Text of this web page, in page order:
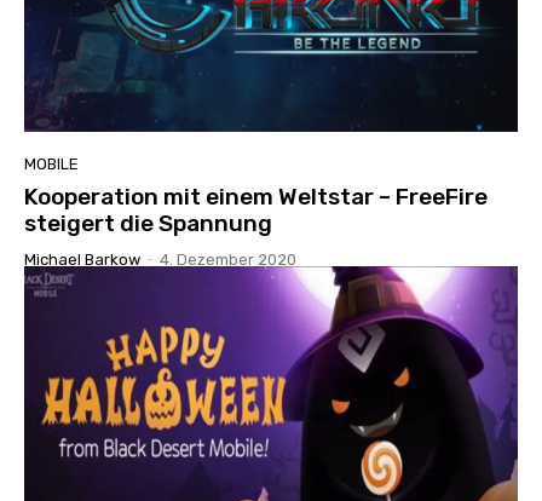
MOBILE
Kooperation mit einem Weltstar – FreeFire
steigert die Spannung
Michael Barkow - 4. Dezember 2020